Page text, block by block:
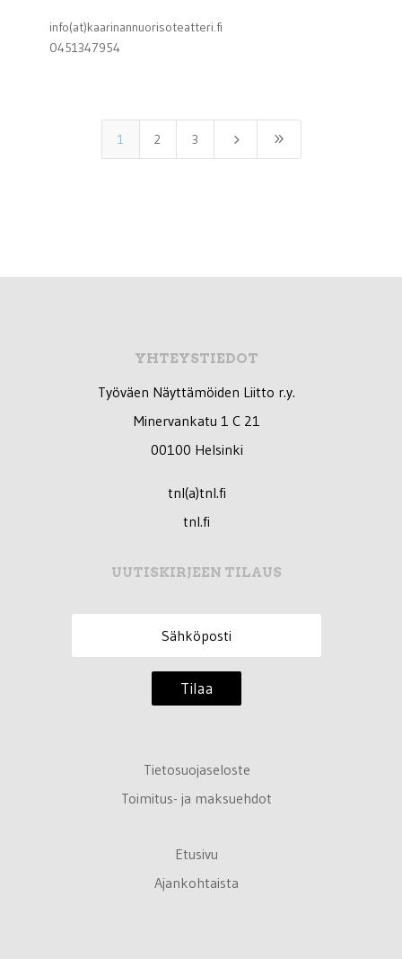
info(at)kaarinannuorisoteatteri.fi
0451347954
1 2 3 5 9
YHTEYSTIEDOT
Työväen Näyttämöiden Liitto r.y.
Minervankatu 1 C 21
00100 Helsinki
tnl(a)tnl.fi
tnl.fi
UUTISKIRJEEN TILAUS
Tilaa
Tietosuojaseloste
Toimitus- ja maksuehdot
Etusivu
Ajankohtaista